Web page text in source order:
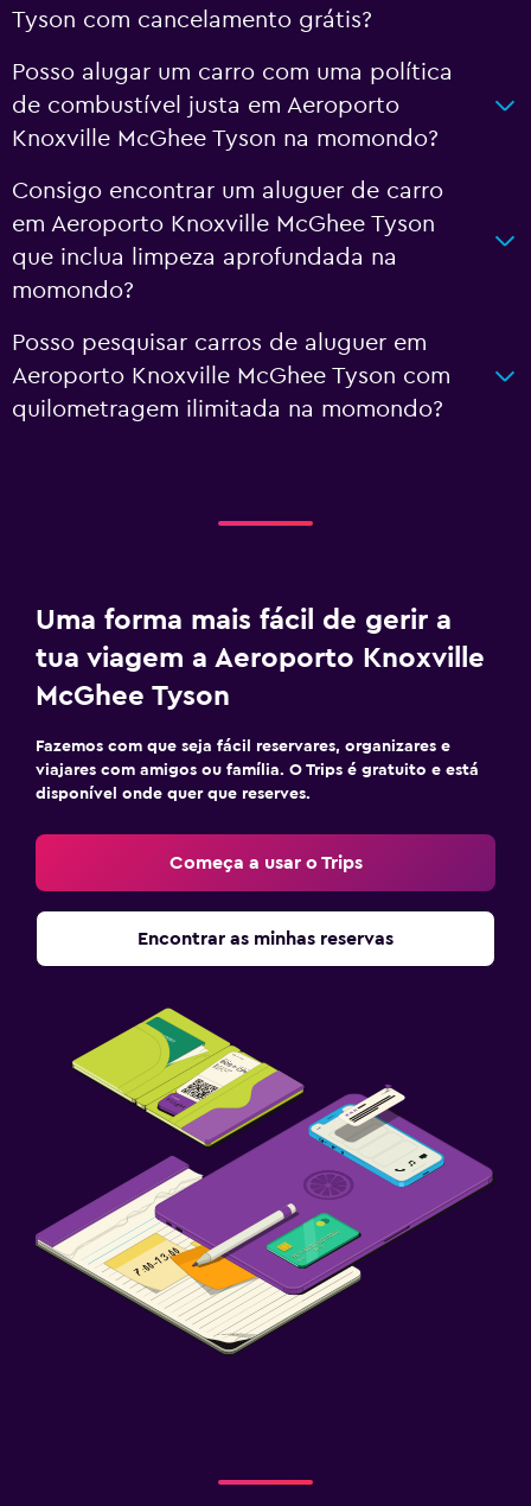
Tyson com cancelamento grátis?
Posso alugar um carro com uma política
de combustível justa em Aeroporto
Knoxville McGhee Tyson na momondo?
Consigo encontrar um aluguer de carro
em Aeroporto Knoxville McGhee Tyson
que inclua limpeza aprofundada na
momondo?
Posso pesquisar carros de aluguer em
Aeroporto Knoxville McGhee Tyson com
quilometragem ilimitada na momondo?
Uma forma mais fácil de gerir a
tua viagem a Aeroporto Knoxville
McGhee Tyson
Fazemos com que seja fácil reservares, organizares e
viajares com amigos ou família. O Trips é gratuito e está
disponível onde quer que reserves.
Começa a usar o Trips
Encontrar as minhas reservas